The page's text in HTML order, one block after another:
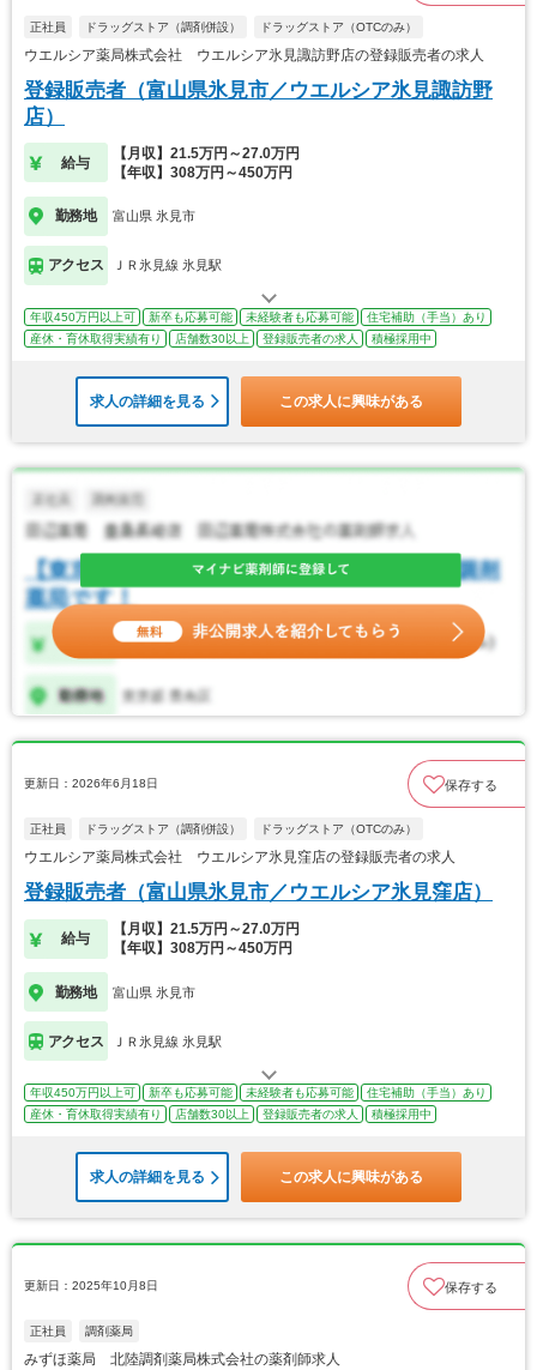
正社員 ドラッグストア（調剤併設） ドラッグストア（OTCのみ）
ウエルシア薬局株式会社 ウエルシア氷見諏訪野店の登録販売者の求人
登録販売者（富山県氷見市／ウエルシア氷見諏訪野
店）
給与
【月収】21.5万円～27.0万円
【年収】308万円～450万円
勤務地 富山県 氷見市
アクセス ＪＲ氷見線 氷見駅
年収450万円以上可 新卒も応募可能 未経験者も応募可能
住宅補助（手当）あり
産休・育休取得実績有り
店舗数30以上 登録販売者の求人 積極採用中
求人の詳細を見る この求人に興味がある
更新日：2026年6月18日 保存する
正社員 ドラッグストア（調剤併設） ドラッグストア（OTCのみ）
ウエルシア薬局株式会社 ウエルシア氷見窪店の登録販売者の求人
登録販売者（富山県氷見市／ウエルシア氷見窪店）
給与
【月収】21.5万円～27.0万円
【年収】308万円～450万円
勤務地 富山県 氷見市
アクセス ＪＲ氷見線 氷見駅
年収450万円以上可 新卒も応募可能 未経験者も応募可能
住宅補助（手当）あり
産休・育休取得実績有り
店舗数30以上 登録販売者の求人 積極採用中
求人の詳細を見る この求人に興味がある
更新日：2025年10月8日 保存する
正社員 調剤薬局
みずほ薬局 北陸調剤薬局株式会社の薬剤師求人